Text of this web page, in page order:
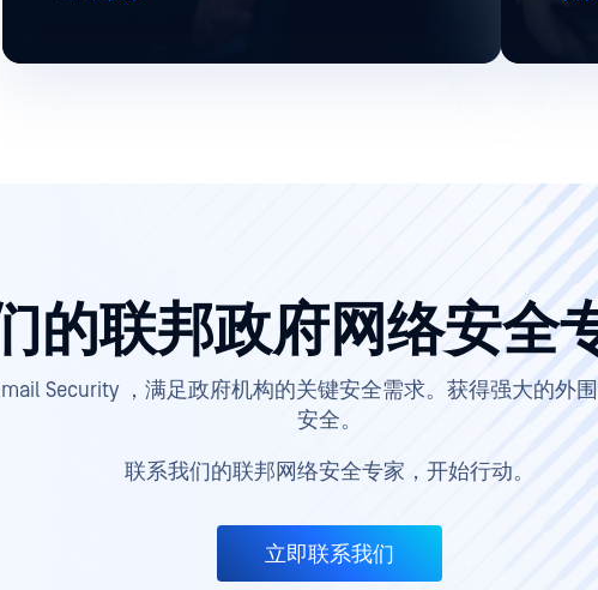
的联邦政府网络安全
Email Security ，满足政府机构的关键安全需求。获得强大的
安全。
联系我们的联邦网络安全专家，开始行动。
立即联系我们